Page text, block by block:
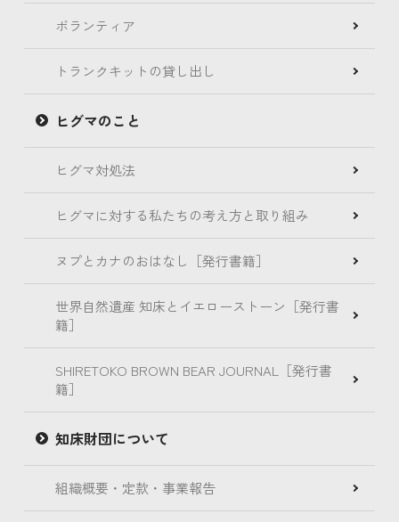
ボランティア
トランクキットの貸し出し
ヒグマのこと
ヒグマ対処法
ヒグマに対する私たちの考え方と取り組み
ヌプとカナのおはなし［発行書籍］
世界自然遺産 知床とイエローストーン［発行書
籍］
SHIRETOKO BROWN BEAR JOURNAL［発行書
籍］
知床財団について
組織概要・定款・事業報告